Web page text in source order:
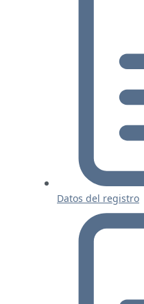
Datos del registro